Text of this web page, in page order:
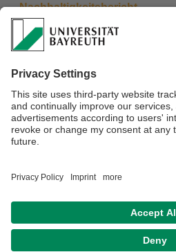
Nachhaltigkeitsbericht
Eine feste Säule unserer
die Transparenz im Bereich
eine detaillierte Dokumentation der
Maßnahmen im abschließenden
nach dem Abschluss der
Damit wollen wir nicht nur
auch einen Beitrag zur
nachhaltiger